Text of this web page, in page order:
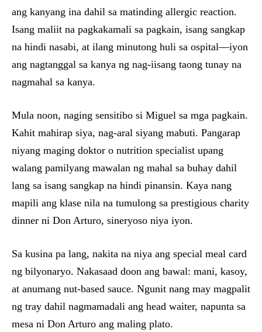
ang kanyang ina dahil sa matinding allergic reaction.
Isang maliit na pagkakamali sa pagkain, isang sangkap
na hindi nasabi, at ilang minutong huli sa ospital—iyon
ang nagtanggal sa kanya ng nag-iisang taong tunay na
nagmahal sa kanya.
Mula noon, naging sensitibo si Miguel sa mga pagkain.
Kahit mahirap siya, nag-aral siyang mabuti. Pangarap
niyang maging doktor o nutrition specialist upang
walang pamilyang mawalan ng mahal sa buhay dahil
lang sa isang sangkap na hindi pinansin. Kaya nang
mapili ang klase nila na tumulong sa prestigious charity
dinner ni Don Arturo, sineryoso niya iyon.
Sa kusina pa lang, nakita na niya ang special meal card
ng bilyonaryo. Nakasaad doon ang bawal: mani, kasoy,
at anumang nut-based sauce. Ngunit nang may magpalit
ng tray dahil nagmamadali ang head waiter, napunta sa
mesa ni Don Arturo ang maling plato.